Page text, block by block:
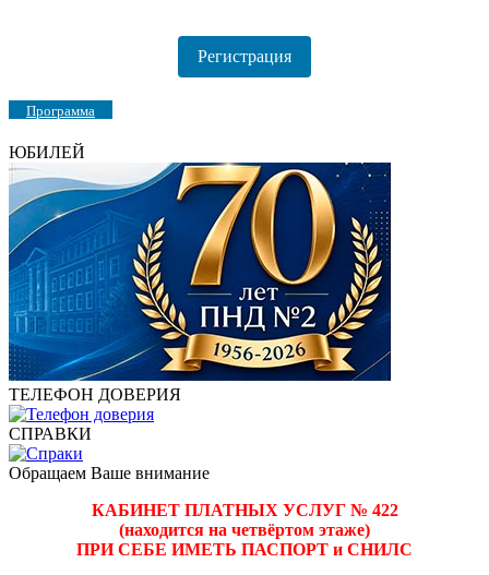
Регистрация
Программа
ЮБИЛЕЙ
ТЕЛЕФОН ДОВЕРИЯ
СПРАВКИ
Обращаем Ваше внимание
КАБИНЕТ ПЛАТНЫХ УСЛУГ № 422
(находится на четвёртом этаже)
ПРИ СЕБЕ ИМЕТЬ ПАСПОРТ и СНИЛС